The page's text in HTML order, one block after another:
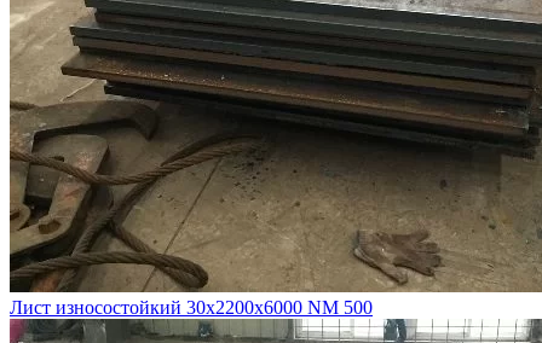
Лист износостойкий 30х2200х6000 NM 500